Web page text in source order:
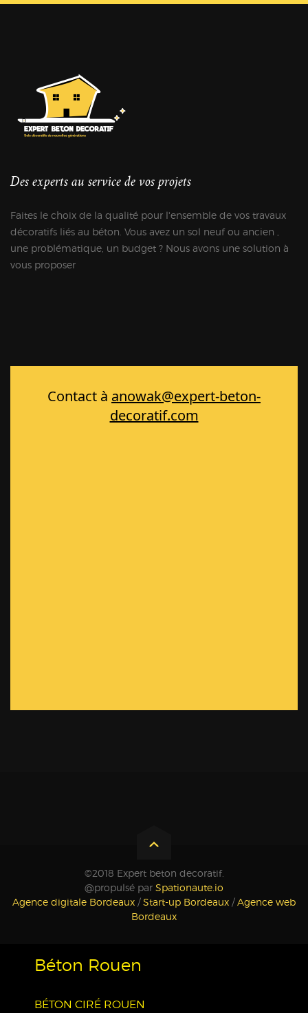
Des experts au service de vos projets
Faites le choix de la qualité pour l'ensemble de vos travaux
décoratifs liés au béton. Vous avez un sol neuf ou ancien ,
une problématique, un budget ? Nous avons une solution à
vous proposer
©2018 Expert beton decoratif.
@propulsé par Spationaute.io
Agence digitale Bordeaux /Start-up Bordeaux /Agence web
Bordeaux
Béton Rouen
BÉTON CIRÉ ROUEN